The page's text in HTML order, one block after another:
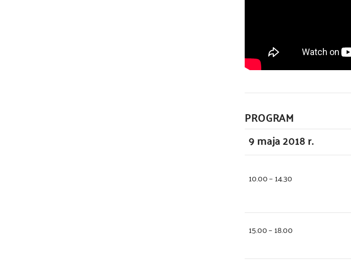
PROGRAM
9 maja 2018 r.
10.00 – 14.30
15.00 – 18.00